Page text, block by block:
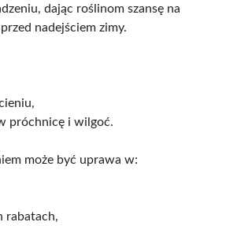
dając roślinom szansę na
nadejściem zimy.
próchnicę i wilgoć.
może być uprawa w:
rabatach,